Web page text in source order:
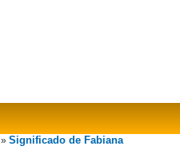
»Significado de Fabiana